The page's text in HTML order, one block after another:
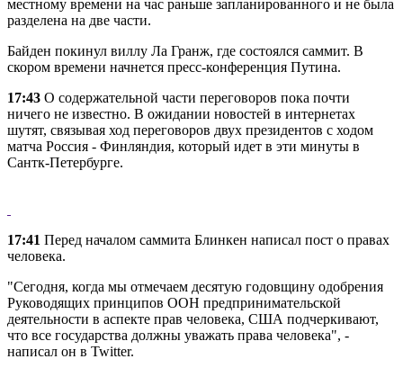
местному времени на час раньше запланированного и не была
разделена на две части.
Байден покинул виллу Ла Гранж, где состоялся саммит. В
скором времени начнется пресс-конференция Путина.
17:43 О содержательной части переговоров пока почти
ничего не известно. В ожидании новостей в интернетах
шутят, связывая ход переговоров двух президентов с ходом
матча Россия - Финляндия, который идет в эти минуты в
Сантк-Петербурге.
17:41 Перед началом саммита Блинкен написал пост о правах
человека.
"Сегодня, когда мы отмечаем десятую годовщину одобрения
Руководящих принципов ООН предпринимательской
деятельности в аспекте прав человека, США подчеркивают,
что все государства должны уважать права человека", -
написал он в Twitter.